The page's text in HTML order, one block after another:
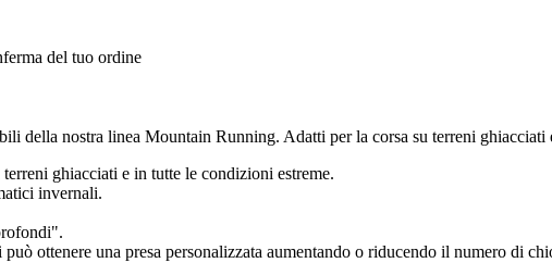
del tuo ordine
della nostra linea Mountain Running. Adatti per la corsa su terreni
ghiacciati e in tutte le condizioni estreme.
invernali.
ottenere una presa personalizzata aumentando o riducendo il numero di